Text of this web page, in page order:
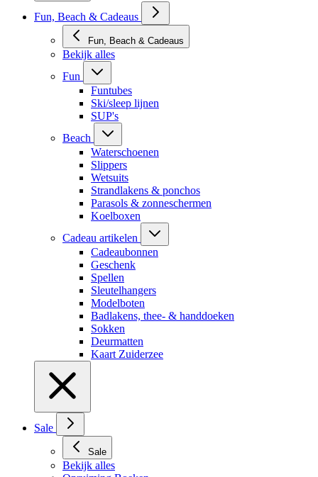
Fun, Beach & Cadeaus
Fun, Beach & Cadeaus
Bekijk alles
Fun
Funtubes
Ski/sleep lijnen
SUP's
Beach
Waterschoenen
Slippers
Wetsuits
Strandlakens & ponchos
Parasols & zonneschermen
Koelboxen
Cadeau artikelen
Cadeaubonnen
Geschenk
Spellen
Sleutelhangers
Modelboten
Badlakens, thee- & handdoeken
Sokken
Deurmatten
Kaart Zuiderzee
Sale
Sale
Bekijk alles